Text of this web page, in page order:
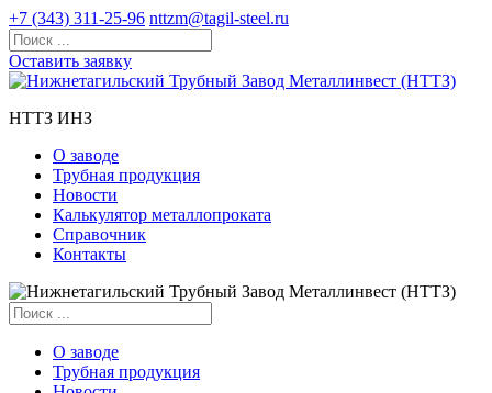
+7 (343) 311-25-96 nttzm@tagil-steel.ru
Оставить заявку
НТТЗ ИНЗ
О заводе
Трубная продукция
Новости
Калькулятор металлопроката
Справочник
Контакты
О заводе
Трубная продукция